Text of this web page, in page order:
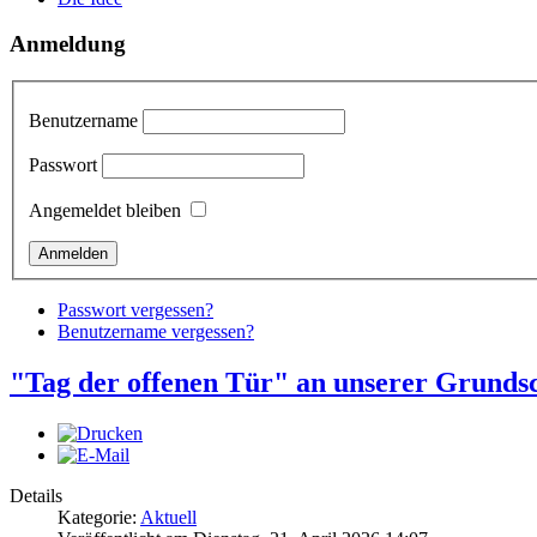
Anmeldung
Benutzername
Passwort
Angemeldet bleiben
Passwort vergessen?
Benutzername vergessen?
"Tag der offenen Tür" an unserer
Details
Kategorie: Aktuell